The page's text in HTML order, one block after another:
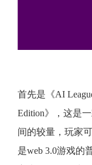
首先是《AI
Edition》，这是
间的较量，玩家
是web 3.0游戏的